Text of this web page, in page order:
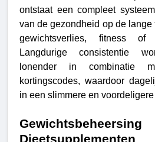
ontstaat een compleet
van de gezondheid op de lange
gewichtsverlies, fitness
Langdurige consistentie
lonender in combinatie
kortingscodes, waardoor
in een slimmere en
Dieetsupplementen